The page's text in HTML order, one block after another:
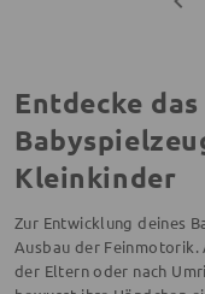
Entdecke
Kleinkinder
Zur Entwicklung deines
Ausbau der
der Eltern oder nach